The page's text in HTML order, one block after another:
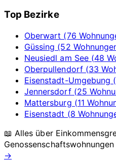
Top Bezirke
Oberwart (76
Güssing (52
Neusiedl am See (48
Oberpullendorf (33
Eisenstadt-Umgebung
Jennersdorf (25
Mattersburg (11
Eisenstadt (8
📖 Alles über
Genossenschaftswohnungen
→